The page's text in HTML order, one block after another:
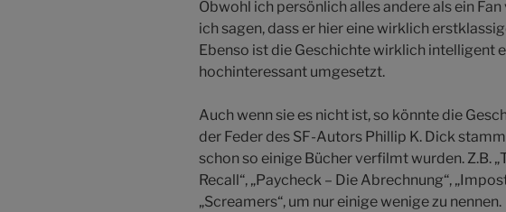
Obwohl ich persönlich alles andere als ein
ich sagen, dass er hier eine wirklich
Ebenso ist die Geschichte wirklich intelligent
hochinteressant umgesetzt.
Auch wenn sie es nicht ist, so könnte die
der Feder des SF-Autors Phillip K. Dick
schon so einige Bücher verfilmt wurden. Z.B.
Recall“, „Paycheck – Die Abrechnung“,
„Screamers“, um nur einige wenige zu nennen.